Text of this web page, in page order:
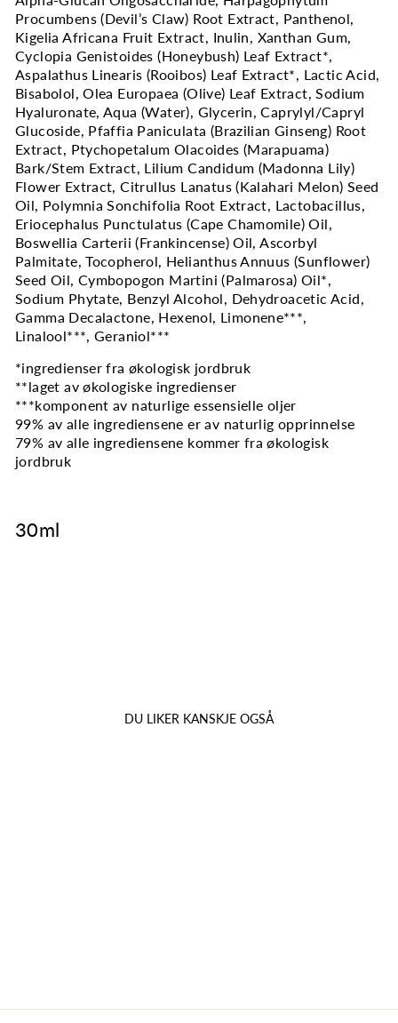
Procumbens (Devil’s Claw) Root Extract, Panthenol,
Kigelia Africana Fruit Extract, Inulin, Xanthan Gum,
Cyclopia Genistoides (Honeybush) Leaf Extract*,
Aspalathus Linearis (Rooibos) Leaf Extract*, Lactic Acid,
Bisabolol, Olea Europaea (Olive) Leaf Extract, Sodium
Hyaluronate, Aqua (Water), Glycerin, Caprylyl/Capryl
Glucoside, Pfaffia Paniculata (Brazilian Ginseng) Root
Extract, Ptychopetalum Olacoides (Marapuama)
Bark/Stem Extract, Lilium Candidum (Madonna Lily)
Flower Extract, Citrullus Lanatus (Kalahari Melon) Seed
Oil, Polymnia Sonchifolia Root Extract, Lactobacillus,
Eriocephalus Punctulatus (Cape Chamomile) Oil,
Boswellia Carterii (Frankincense) Oil, Ascorbyl
Palmitate, Tocopherol, Helianthus Annuus (Sunflower)
Seed Oil, Cymbopogon Martini (Palmarosa) Oil*,
Sodium Phytate, Benzyl Alcohol, Dehydroacetic Acid,
Gamma Decalactone, Hexenol, Limonene***,
Linalool***, Geraniol***
*ingredienser fra økologisk jordbruk
**laget av økologiske ingredienser
***komponent av naturlige essensielle oljer
99% av alle ingrediensene er av naturlig opprinnelse
79% av alle ingrediensene kommer fra økologisk
jordbruk
30ml
DU LIKER KANSKJE OGSÅ